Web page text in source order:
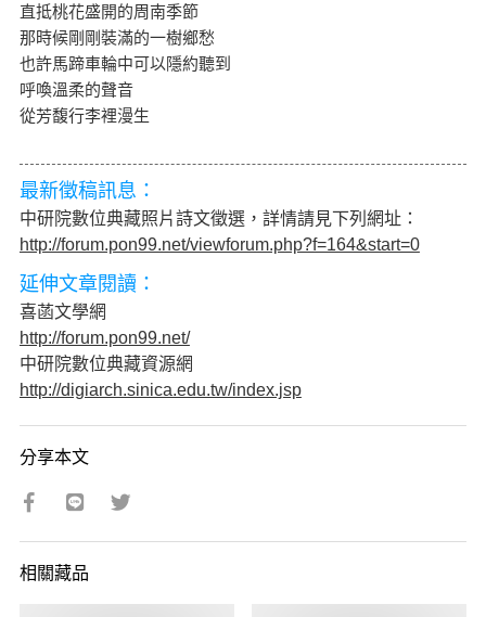
直抵桃花盛開的周南季節
那時候剛剛裝滿的一樹鄉愁
也許馬蹄車輪中可以隱約聽到
呼喚溫柔的聲音
從芳馥行李裡漫生
最新徵稿訊息：
中研院數位典藏照片詩文徵選，詳情請見下列網址：
http://forum.pon99.net/viewforum.php?f=164&start=0
延伸文章閱讀：
喜菡文學網
http://forum.pon99.net/
中研院數位典藏資源網
http://digiarch.sinica.edu.tw/index.jsp
分享本文
相關藏品